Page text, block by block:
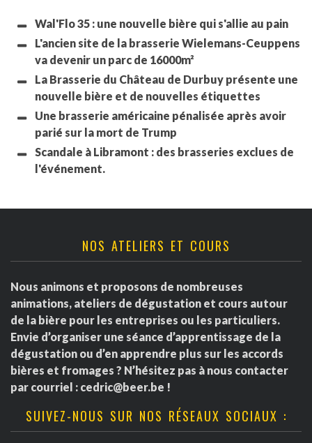
Wal'Flo 35 : une nouvelle bière qui s'allie au pain
L'ancien site de la brasserie Wielemans-Ceuppens
va devenir un parc de 16000m²
La Brasserie du Château de Durbuy présente une
nouvelle bière et de nouvelles étiquettes
Une brasserie américaine pénalisée après avoir
parié sur la mort de Trump
Scandale à Libramont : des brasseries exclues de
l'événement.
NOS ATELIERS ET COURS
Nous animons et proposons de nombreuses
animations, ateliers de dégustation et cours autour
de la bière pour les entreprises ou les particuliers.
Envie d’organiser une séance d’apprentissage de la
dégustation ou d’en apprendre plus sur les accords
bières et fromages ? N’hésitez pas à nous contacter
par courriel : cedric@beer.be !
SUIVEZ-NOUS SUR NOS RÉSEAUX SOCIAUX :